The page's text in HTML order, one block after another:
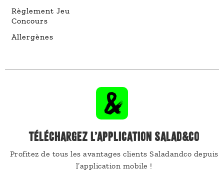
Règlement Jeu
Concours
Allergènes
TÉLÉCHARGEZ L’APPLICATION SALAD&CO
Profitez de tous les avantages clients Saladandco depuis
l’application mobile !